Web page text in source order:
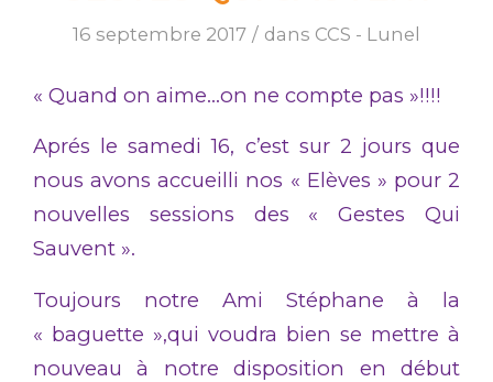
16 septembre 2017 / dans CCS - Lunel
« Quand on aime…on ne compte pas »!!!!
Aprés le samedi 16, c’est sur 2 jours que
nous avons accueilli nos « Elèves » pour 2
nouvelles sessions des « Gestes Qui
Sauvent ».
Toujours notre Ami Stéphane à la
« baguette »,qui voudra bien se mettre à
nouveau à notre disposition en début